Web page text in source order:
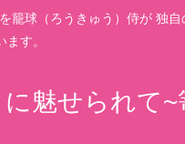
球（ろうきゅう）侍が 独
す。
魅せられて~